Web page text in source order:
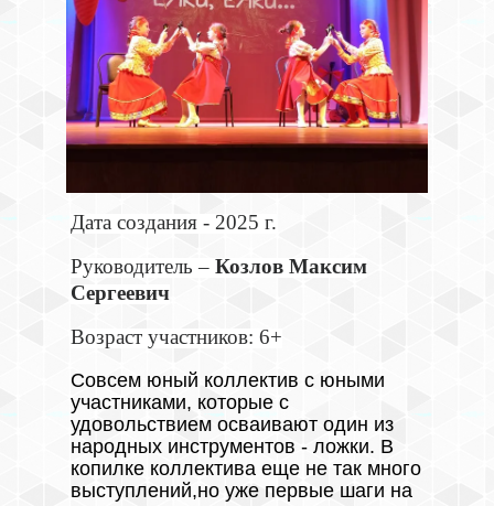
Дата создания - 2025 г.
Руководитель – Козлов Максим
Сергеевич
Возраст участников: 6+
Совсем юный коллектив с юными
участниками, которые с
удовольствием осваивают один из
народных инструментов - ложки. В
копилке коллектива еще не так много
выступлений,но уже первые шаги на